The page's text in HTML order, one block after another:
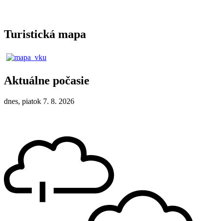
Turistická mapa
Aktuálne počasie
dnes, piatok 7. 8. 2026